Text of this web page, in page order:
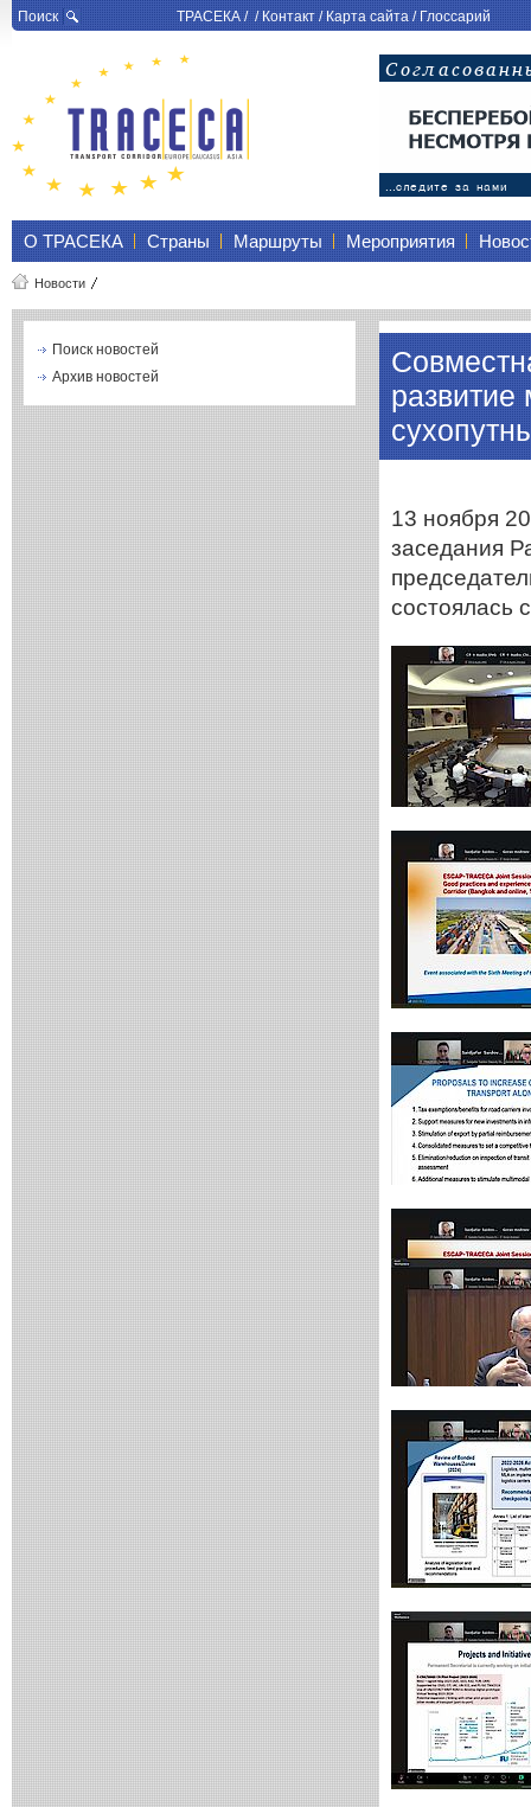
Поиск ТРАСЕКА/ /Контакт/Карта сайта/Глоссарий
О ТРАСЕКА Страны Маршруты Мероприятия
Новости
Поиск новостей
Архив новостей
развитие
13 ноября
заседания